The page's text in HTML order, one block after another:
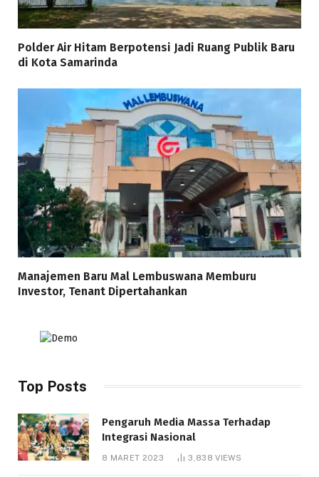
Polder Air Hitam Berpotensi Jadi Ruang Publik Baru
di Kota Samarinda
Manajemen Baru Mal Lembuswana Memburu
Investor, Tenant Dipertahankan
Top Posts
Pengaruh Media Massa Terhadap
Integrasi Nasional
8 MARET 2023 3,838VIEWS